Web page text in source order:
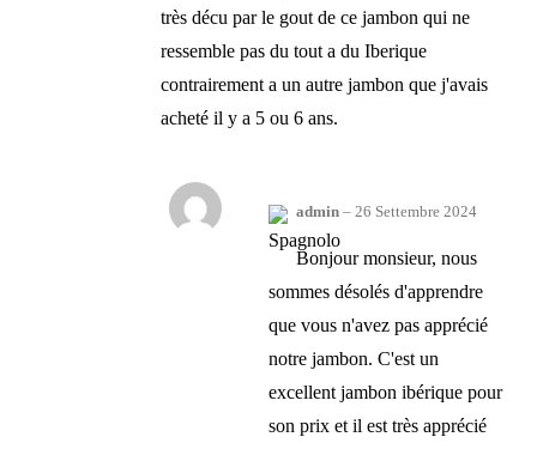
très décu par le gout de ce jambon qui ne
ressemble pas du tout a du Iberique
contrairement a un autre jambon que j'avais
acheté il y a 5 ou 6 ans.
admin – 26 Settembre 2024
Bonjour monsieur, nous
sommes désolés d'apprendre
que vous n'avez pas apprécié
notre jambon. C'est un
excellent jambon ibérique pour
son prix et il est très apprécié